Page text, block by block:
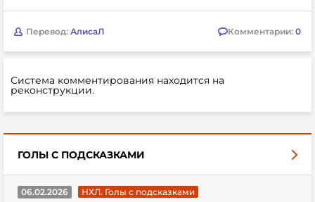
Перевод: АлисаЛ Комментарии: 0
Система комментирования находится на
реконструкции.
ГОЛЫ С ПОДСКАЗКАМИ
06.02.2026
НХЛ. Голы с подсказками